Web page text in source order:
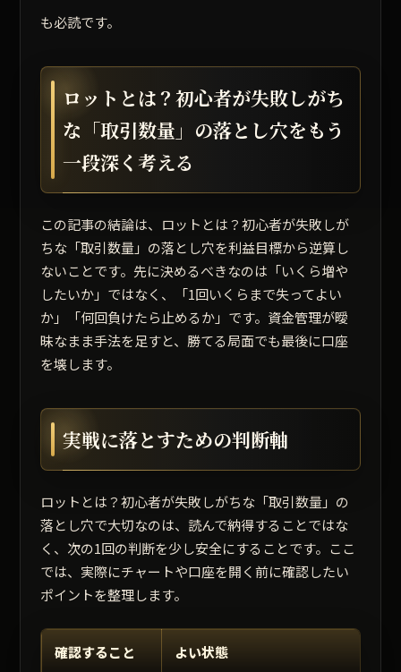
も必読です。
ロットとは？初心者が失敗しがち
な「取引数量」の落とし穴をもう
一段深く考える
この記事の結論は、ロットとは？初心者が失敗しが
ちな「取引数量」の落とし穴を利益目標から逆算し
ないことです。先に決めるべきなのは「いくら増や
したいか」ではなく、「1回いくらまで失ってよい
か」「何回負けたら止めるか」です。資金管理が曖
昧なまま手法を足すと、勝てる局面でも最後に口座
を壊します。
実戦に落とすための判断軸
ロットとは？初心者が失敗しがちな「取引数量」の
落とし穴で大切なのは、読んで納得することではな
く、次の1回の判断を少し安全にすることです。ここ
では、実際にチャートや口座を開く前に確認したい
ポイントを整理します。
確認すること よい状態